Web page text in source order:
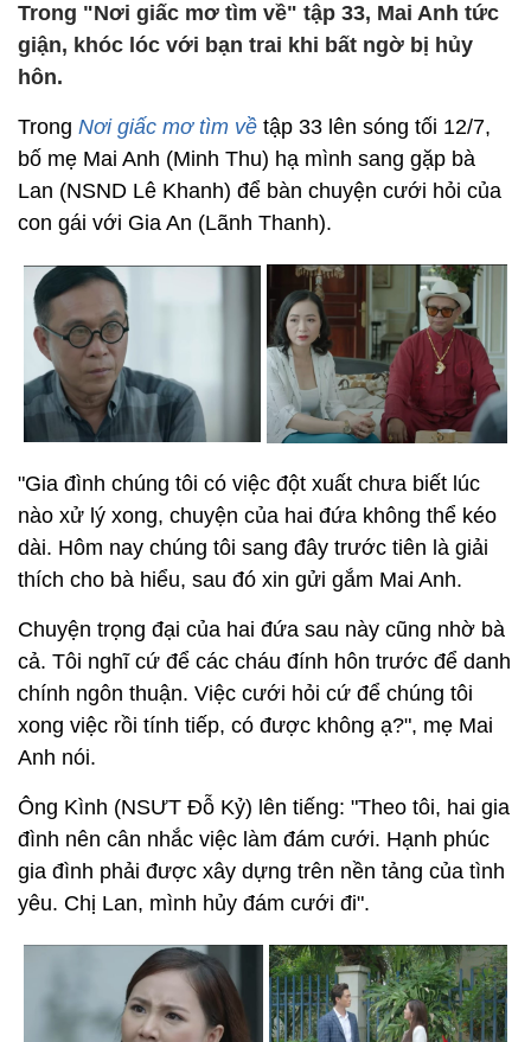
Trong "Nơi giấc mơ tìm về" tập 33, Mai Anh tức
giận, khóc lóc với bạn trai khi bất ngờ bị hủy
hôn.
Trong Nơi giấc mơ tìm về tập 33 lên sóng tối 12/7,
bố mẹ Mai Anh (Minh Thu) hạ mình sang gặp bà
Lan (NSND Lê Khanh) để bàn chuyện cưới hỏi của
con gái với Gia An (Lãnh Thanh).
"Gia đình chúng tôi có việc đột xuất chưa biết lúc
nào xử lý xong, chuyện của hai đứa không thể kéo
dài. Hôm nay chúng tôi sang đây trước tiên là giải
thích cho bà hiểu, sau đó xin gửi gắm Mai Anh.
Chuyện trọng đại của hai đứa sau này cũng nhờ bà
cả. Tôi nghĩ cứ để các cháu đính hôn trước để danh
chính ngôn thuận. Việc cưới hỏi cứ để chúng tôi
xong việc rồi tính tiếp, có được không ạ?", mẹ Mai
Anh nói.
Ông Kình (NSƯT Đỗ Kỷ) lên tiếng: "Theo tôi, hai gia
đình nên cân nhắc việc làm đám cưới. Hạnh phúc
gia đình phải được xây dựng trên nền tảng của tình
yêu. Chị Lan, mình hủy đám cưới đi".